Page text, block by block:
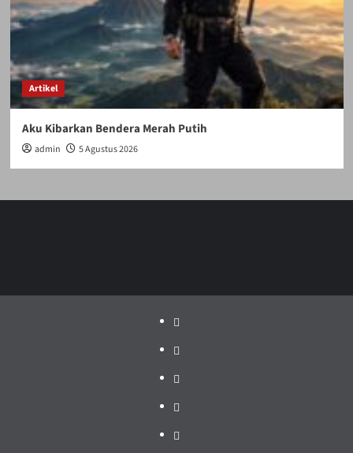
Artikel
Aku Kibarkan Bendera Merah Putih
admin 5 Agustus 2026
Politik
Pariwisata
Jakarta
Dunia
Pendidikan
Hukum